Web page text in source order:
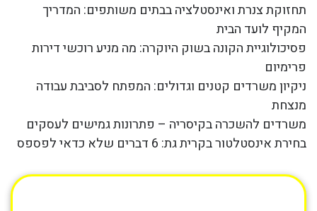
תחזוקת צנרת ואינסטלציה בבתים משותפים: המדריך
המקיף לועד הבית
פסיכולוגיית הקונה בשוק היוקרה: מה מניע רוכשי דירות
פרימיום
ניקיון משרדים קטנים וגדולים: המפתח לסביבת עבודה
מנצחת
משרדים להשכרה בקיסריה – פתרונות גמישים לעסקים
בחירת אינסטלטור בקרית גת: 6 דברים שלא כדאי לפספס